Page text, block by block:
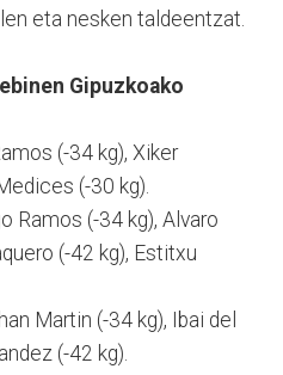
eta nesken taldeentzat.
Gipuzkoako
(-34 kg), Xiker
(-30 kg).
Ramos (-34 kg), Alvaro
(-42 kg), Estitxu
Martin (-34 kg), Ibai del
(-42 kg).